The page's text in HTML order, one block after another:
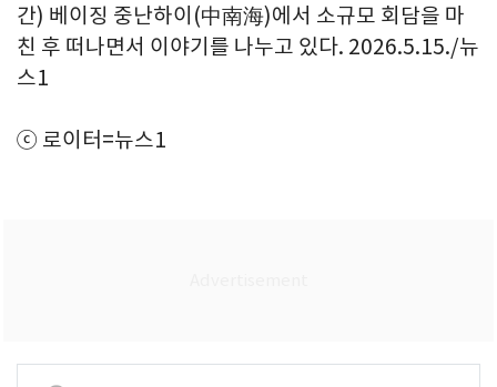
간) 베이징 중난하이(中南海)에서 소규모 회담을 마
친 후 떠나면서 이야기를 나누고 있다. 2026.5.15./뉴
스1
ⓒ 로이터=뉴스1